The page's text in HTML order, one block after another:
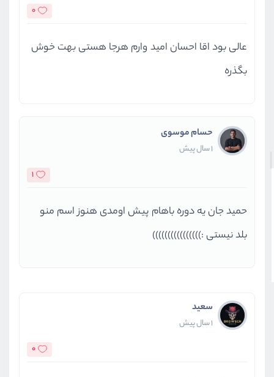
0
عالی بود اقا احسان امید وارم هرجا هستی بهت خوش
بگذره
حسام موسوی
1 سال پیش
1
حمید جان یه دوره باهام پیش اومدی هنوز اسم منو
بلد نیستی :))))))))))))))))
سعید
1 سال پیش
0